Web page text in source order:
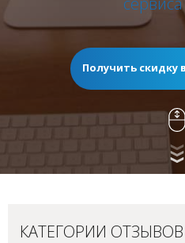
Получить скидку
КАТЕГОРИИ ОТЗЫВОВ